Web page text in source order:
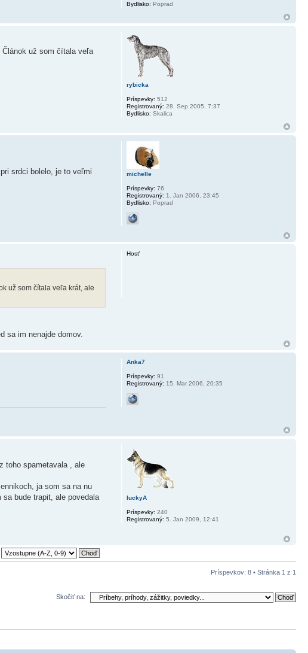
Bydlisko: Poprad
Článok už som čítala veľa
rybicka
Príspevky: 512
Registrovaný: 28. Sep 2005, 7:37
Bydlisko: Skalica
srdci bolelo, je to veľmi
michelle
Príspevky: 76
Registrovaný: 1. Jan 2006, 23:45
Bydlisko: Poprad
už som čítala veľa krát, ale
sa im nenajde domov.
Hosť
Anka7
Príspevky: 91
Registrovaný: 15. Mar 2006, 20:35
toho spametavala , ale
ja som sa na nu
bude trapit, ale povedala
luckyA
Príspevky: 240
Registrovaný: 5. Jan 2009, 12:41
Príspevkov: 8 • Stránka 1 z 1
Skočiť na: